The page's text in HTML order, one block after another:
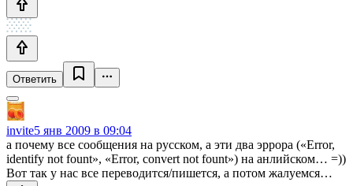
Ответить
invite5 янв 2009 в 09:04
а почему все сообщения на русском, а эти два эррора («Error,
identify not fount», «Error, convert not fount») на анлийском… =))
Вот так у нас все переводится/пишется, а потом жалуемся…